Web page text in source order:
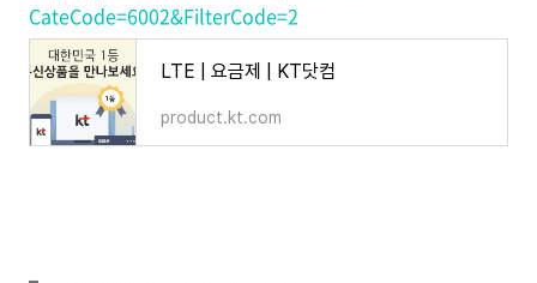
CateCode=6002&FilterCode=2
LTE | 요금제 | KT닷컴
product.kt.com